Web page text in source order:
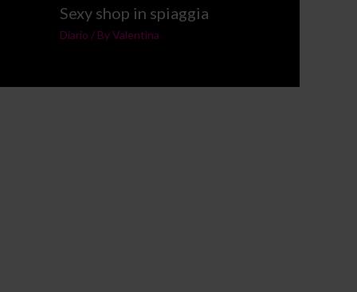
Sexy shop in spiaggia
Diario / ByValentina